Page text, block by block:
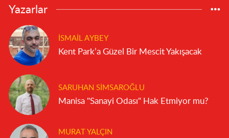
Yazarlar
İSMAIL AYBEY
Kent Park’a Güzel Bir Mescit Yakışacak
SARUHAN SIMSAROĞLU
Manisa "Sanayi Odası" Hak Etmiyor mu?
MURAT YALÇIN